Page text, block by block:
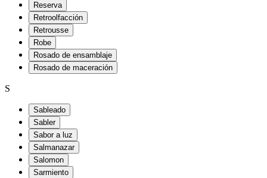
Reserva
Retroolfacción
Retrousse
Robe
Rosado de ensamblaje
Rosado de maceración
S
Sableado
Sabler
Sabor a luz
Salmanazar
Salomon
Sarmiento